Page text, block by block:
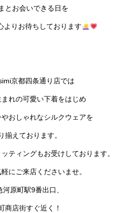
とお会いできる日を
よりお待ちしております
京都四条通り店では
れの可愛い下着をはじめ
おしゃれなシルクウェアを
揃えております。
ティングもお受けしております。
にご来店くださいませ。
河原町駅9番出口、
商店街すぐ近く！